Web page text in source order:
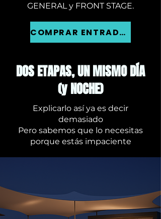
GENERAL y FRONT STAGE.
COMPRAR ENTRADAS
DOS ETAPAS, UN MISMO DÍA
(y NOCHE)
Explicarlo así ya es decir
demasiado
Pero sabemos que lo necesitas
porque estás impaciente